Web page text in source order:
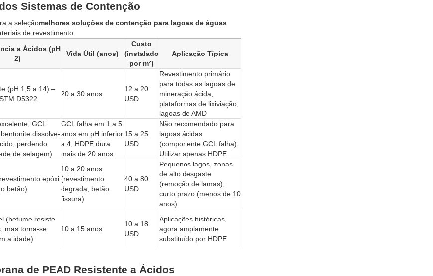
Sistemas de Contenção
a seleçãomelhores soluções de contenção para lagoas de águas
de revestimento.
a Ácidos (pH
2)
Vida Útil (anos)
Custo
(instalado
por m²)
Aplicação Típica
(pH 1,5 a 14) –
D5322
20 a 30 anos
12 a 20
USD
Revestimento primário
para todas as lagoas de
mineração ácida,
plataformas de lixiviação,
lagoas de AMD
GCL:
dissolve-
perdendo
de selagem)
GCL falha em 1 a 5
anos em pH inferior
a 4; HDPE dura
mais de 20 anos
15 a 25
USD
Não recomendado para
lagoas ácidas
(componente GCL falha).
Utilizar apenas HDPE.
epóxi
betão)
10 a 20 anos
(revestimento
degrada, betão
fissura)
40 a 80
USD
Pequenos lagos, zonas
de alto desgaste
(remoção de lamas),
curto prazo (menos de 10
anos)
(betume resiste
mas torna-se
a idade)
10 a 15 anos
10 a 18
USD
Aplicações históricas,
agora amplamente
substituído por HDPE
de PEAD Resistente a Ácidos